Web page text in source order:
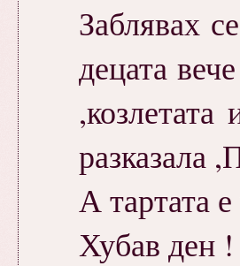
Заблявах
децата
разказала
А тартата
Хубав ден !